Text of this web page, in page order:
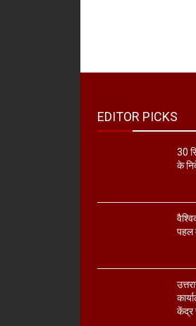
EDITOR PICKS
30
के
पहल
केंद्र